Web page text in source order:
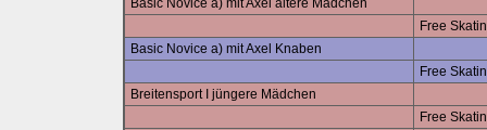
Basic Novice a) mit Axel ältere Mädchen
Free
Basic Novice a) mit Axel Knaben
Free
Breitensport I jüngere Mädchen
Free